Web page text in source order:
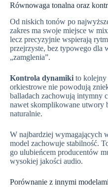
Równowaga tonalna oraz
Od niskich tonów po
zakres ma swoje miejsce w
lecz precyzyjnie wspierają
przejrzyste, bez typowego dla
„zamglenia”.
Kontrola dynamiki to kolejny
orkiestrowe nie powodują
balladach zachowują intymny
nawet skomplikowane utwory
naturalnie.
W najbardziej wymagających
model zachowuje stabilność.
go ulubieńcem producentów
wysokiej jakości audio.
Porównanie z innymi